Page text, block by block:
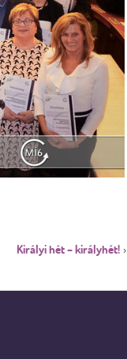
Királyi hét – királyhét!›